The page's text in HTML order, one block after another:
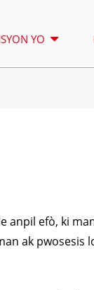
YO
anpil efò, ki
ak pwosesis